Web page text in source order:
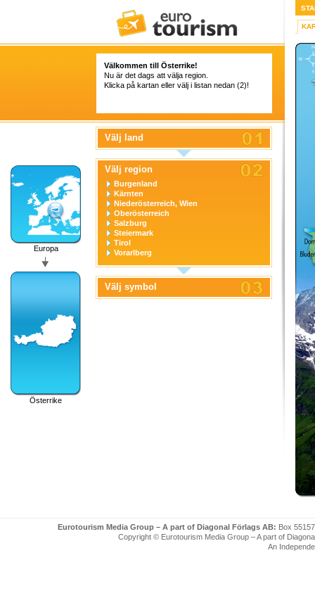
Välkommen till Österrike!
Nu är det dags att välja region.
Klicka på kartan eller välj i listan nedan (2)!
Europa
Österrike
Välj land
Välj region
Burgenland
Kärnten
Niederösterreich, Wien
Oberösterreich
Salzburg
Steiermark
Tirol
Vorarlberg
Välj symbol
Eurotourism Media Group – A part of Diagonal Förlags AB: Box
Copyright © Eurotourism Media Group – A part of
An